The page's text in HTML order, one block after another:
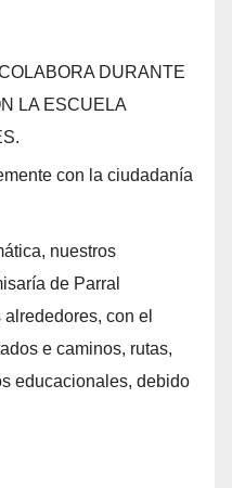
DURANTE
LA ESCUELA
con la ciudadanía
nuestros
de Parral
con el
e caminos, rutas,
educacionales, debido